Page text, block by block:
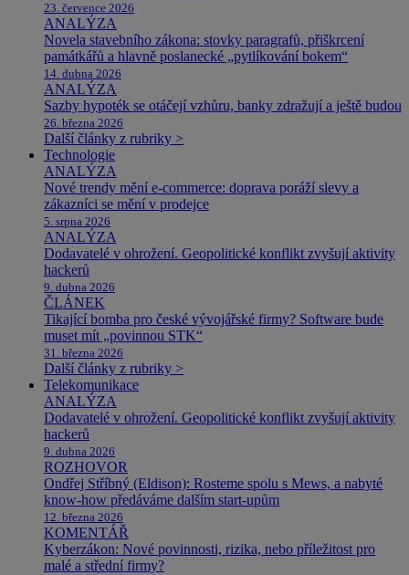
23. července 2026
ANALÝZA
Novela stavebního zákona: stovky paragrafů, přiškrcení
památkářů a hlavně poslanecké „pytlíkování bokem“
14. dubna 2026
ANALÝZA
Sazby hypoték se otáčejí vzhůru, banky zdražují a ještě budou
26. března 2026
Další články z rubriky >
Technologie
ANALÝZA
Nové trendy mění e-commerce: doprava poráží slevy a
zákazníci se mění v prodejce
5. srpna 2026
ANALÝZA
Dodavatelé v ohrožení. Geopolitické konflikt zvyšují aktivity
hackerů
9. dubna 2026
ČLÁNEK
Tikající bomba pro české vývojářské firmy? Software bude
muset mít „povinnou STK“
31. března 2026
Další články z rubriky >
Telekomunikace
ANALÝZA
Dodavatelé v ohrožení. Geopolitické konflikt zvyšují aktivity
hackerů
9. dubna 2026
ROZHOVOR
Ondřej Stříbný (Eldison): Rosteme spolu s Mews, a nabyté
know-how předáváme dalším start-upům
12. března 2026
KOMENTÁŘ
Kyberzákon: Nové povinnosti, rizika, nebo příležitost pro
malé a střední firmy?